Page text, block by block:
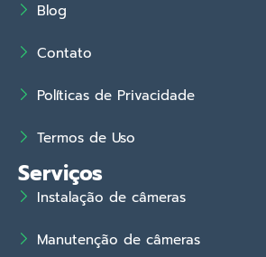
Blog
Contato
Políticas de Privacidade
Termos de Uso
Serviços
Instalação de câmeras
Manutenção de câmeras